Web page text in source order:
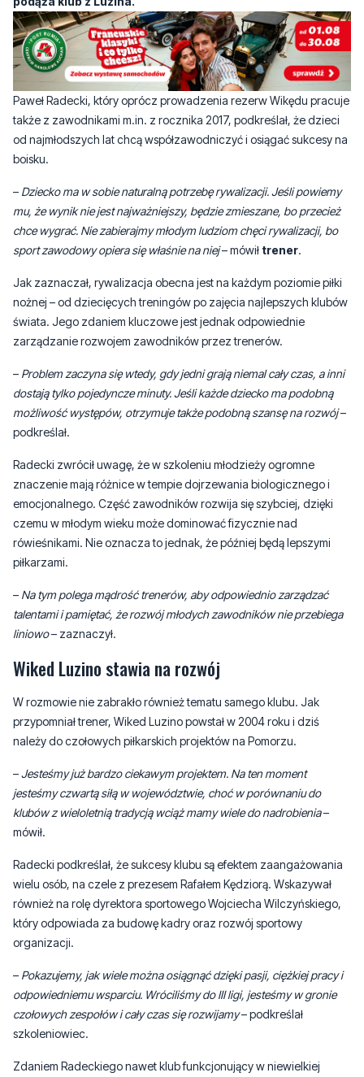
Paweł Radecki, który oprócz prowadzenia rezerw Wikędu pracuje
także z zawodnikami m.in. z rocznika 2017, podkreślał, że dzieci
od najmłodszych lat chcą współzawodniczyć i osiągać sukcesy na
boisku.
Dziecko ma w sobie naturalną potrzebę rywalizacji. Jeśli powiemy
mu, że wynik nie jest najważniejszy, będzie zmieszane, bo przecież
sport zawodowy opiera się właśnie na niej– mówiłtrener.
Jak zaznaczał, rywalizacja obecna jest na każdym poziomie piłki
nożnej – od dziecięcych treningów po zajęcia najlepszych klubów
zarządzanie rozwojem zawodników przez trenerów.
–
Problem zaczyna się wtedy, gdy jedni grają niemal cały czas, a inni
dostają tylko pojedyncze minuty. Jeśli każde dziecko ma podobną
podkreślał.
Radecki zwrócił uwagę, że w szkoleniu młodzieży ogromne
znaczenie mają różnice w tempie dojrzewania biologicznego i
czemu w młodym wieku może dominować fizycznie nad
rówieśnikami. Nie oznacza to jednak, że później będą lepszymi
piłkarzami.
–Na tym polega mądrość trenerów, aby odpowiednio zarządzać
talentami i pamiętać, że rozwój młodych zawodników nie przebiega
Wiked Luzino stawia na rozwój
W rozmowie nie zabrakło również tematu samego klubu. Jak
przypomniał trener, Wiked Luzino powstał w 2004 roku i dziś
należy do czołowych piłkarskich projektów na Pomorzu.
Jesteśmy już bardzo ciekawym projektem. Na ten moment
jesteśmy czwartą siłą w województwie, choć w porównaniu do
mówił.
Radecki podkreślał, że sukcesy klubu są efektem zaangażowania
wielu osób, na czele z prezesem Rafałem Kędziorą. Wskazywał
który odpowiada za budowę kadry oraz rozwój sportowy
organizacji.
–
Pokazujemy, jak wiele można osiągnąć dzięki pasji, ciężkiej pracy i
odpowiedniemu wsparciu. Wróciliśmy do III ligi, jesteśmy w gronie
szkoleniowiec.
Zdaniem Radeckiego nawet klub funkcjonujący w niewielkiej
miejscowości może skutecznie rywalizować z większymi
jasno określony plan oraz konsekwencja w działaniu.